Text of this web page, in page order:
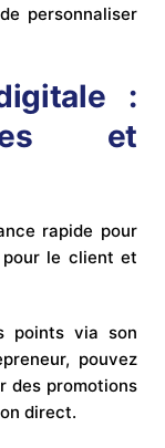
personnaliser
:
et
rapide pour
le client et
points via son
pouvez
des promotions
direct.